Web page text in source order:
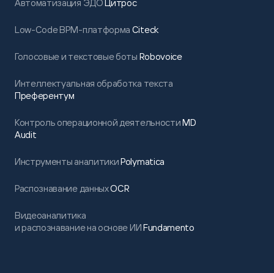
Автоматизация ЭДОЦитрос
Low-Code BPM-платформа Citeck
Голосовые и текстовые боты Robovoice
Интеллектуальная обработка текста
Преферентум
Контроль операционной деятельностиMD
Audit
Инструменты аналитикиPolymatica
Распознавание данныхOCR
Видеоаналитика
и распознавание на основе ИИFundamento